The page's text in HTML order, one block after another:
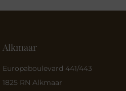
Alkmaar
Europaboulevard 441/443
1825 RN Alkmaar